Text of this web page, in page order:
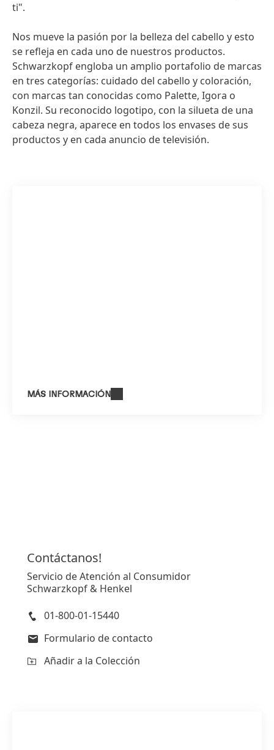
ti".
Nos mueve la pasión por la belleza del cabello y esto
se refleja en cada uno de nuestros productos.
Schwarzkopf engloba un amplio portafolio de marcas
en tres categorías: cuidado del cabello y coloración,
con marcas tan conocidas como Palette, Igora o
Konzil. Su reconocido logotipo, con la silueta de una
cabeza negra, aparece en todos los envases de sus
productos y en cada anuncio de televisión.
MÁS INFORMACIÓN
Contáctanos!
Servicio de Atención al Consumidor
Schwarzkopf & Henkel
01-800-01-15440
Formulario de contacto
Añadir a la Colección